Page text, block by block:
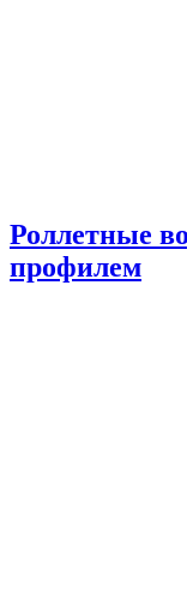
Роллетные
профилем